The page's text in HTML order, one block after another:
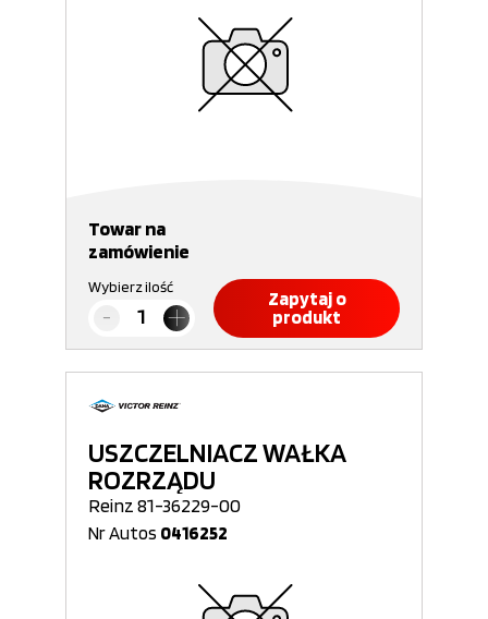
Towar na
zamówienie
Wybierz ilość
Zapytaj o
produkt
USZCZELNIACZ WAŁKA
ROZRZĄDU
Reinz 81-36229-00
Nr Autos 0416252